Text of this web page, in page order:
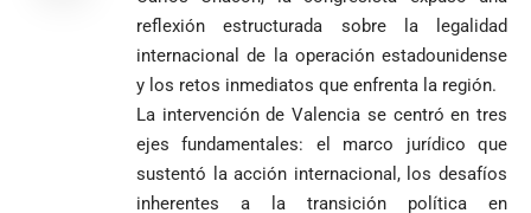
reflexión estructurada sobre la legalidad
internacional de la operación estadounidense
y los retos inmediatos que enfrenta la región.
La intervención de Valencia se centró en tres
ejes fundamentales: el marco jurídico que
sustentó la acción internacional, los desafíos
inherentes a la transición política en
Tribunal de
Antioquia
niega pérdida
de investidura
a concejales
Diócesis de
Sonsón-Rionegro
rechaza fotos
tomadas en
ordena acto de
desagravio
Abelardo de la
Japón rescata
un empate
agónico ante
Medellín: un
camino que no
abandonarse
Cardenal Rueda
pide desarmar el
corazón para
construir juntos